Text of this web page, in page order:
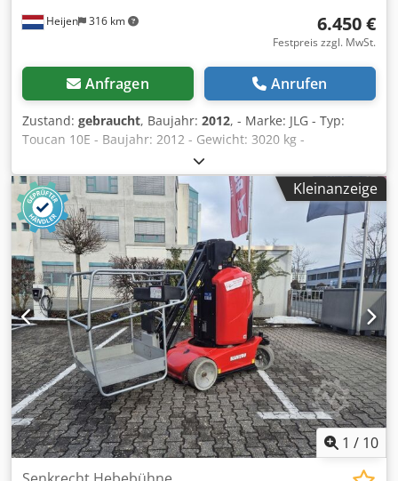
Heijen 316 km 6.450 €
Festpreis zzgl. MwSt.
Anfragen Anrufen
Zustand: gebraucht, Baujahr: 2012, - Marke: JLG - Typ:
Toucan 10E - Baujahr: 2012 - Gewicht: 3020 kg -
Betriebsstunden: 543 Std. - Arbeitshöhe: 10 Meter -
Seitliche Reichweite: 3,2 Meter - Hubkraft: 200 kg - Antrieb:
Batterie - Integriertes Ladegerät (220 Volt) - Nicht-
markierende Reifen - Neue UVV-Prüfung möglich -
Bedienungsanleitung für Hubarbeitsbühne vorhanden -
CE-Dokument vorhanden - Video auf unserer Website
Credpfxjy Dr U Us Airof - Inzahlungnahme und Transport
möglich
Kleinanzeige
1 / 10